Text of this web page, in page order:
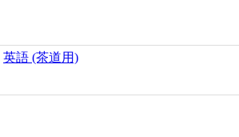
英語 (茶道用)